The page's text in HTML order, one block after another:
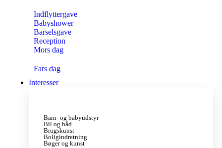
Indflyttergave
Babyshower
Barselsgave
Reception
Mors dag
Fars dag
Interesser
Barn- og babyudstyr
Bil og båd
Brugskunst
Boligindretning
Bøger og kunst